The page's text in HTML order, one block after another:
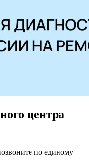
центра
по единому